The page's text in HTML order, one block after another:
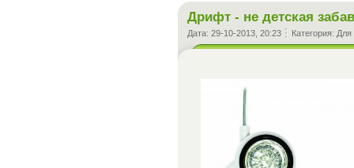
Дрифт - не детская
Дата: 29-10-2013, 20:23 Категория: Для